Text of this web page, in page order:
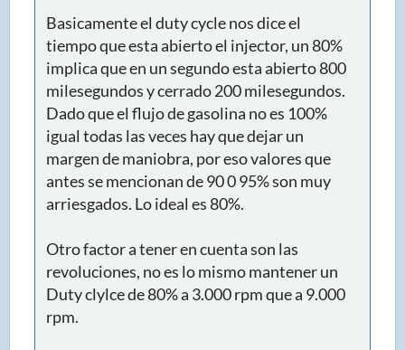
Basicamente el duty cycle nos dice el
tiempo que esta abierto el injector, un 80%
implica que en un segundo esta abierto 800
milesegundos y cerrado 200 milesegundos.
Dado que el flujo de gasolina no es 100%
igual todas las veces hay que dejar un
margen de maniobra, por eso valores que
antes se mencionan de 90 0 95% son muy
arriesgados. Lo ideal es 80%.
Otro factor a tener en cuenta son las
revoluciones, no es lo mismo mantener un
Duty clylce de 80% a 3.000 rpm que a 9.000
rpm.